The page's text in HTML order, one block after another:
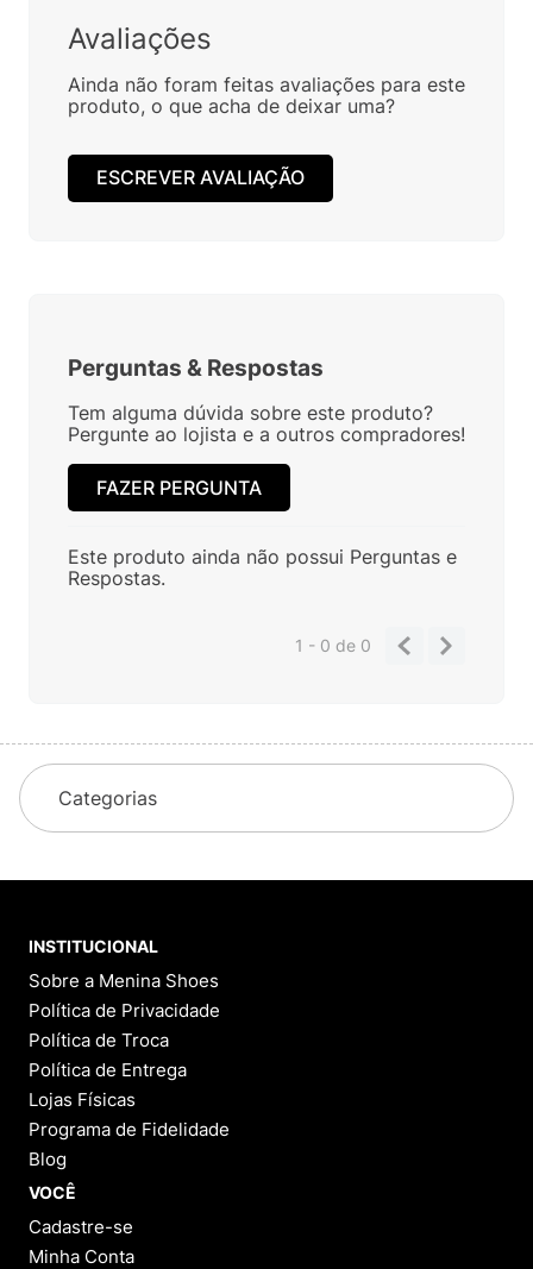
Avaliações
Ainda não foram feitas avaliações para este
produto, o que acha de deixar uma?
ESCREVER AVALIAÇÃO
Perguntas & Respostas
Tem alguma dúvida sobre este produto?
Pergunte ao lojista e a outros compradores!
FAZER PERGUNTA
Este produto ainda não possui Perguntas e
Respostas.
1 - 0de 0
Categorias
INSTITUCIONAL
Sobre a Menina Shoes
Política de Privacidade
Política de Troca
Política de Entrega
Lojas Físicas
Programa de Fidelidade
Blog
VOCÊ
Cadastre-se
Minha Conta